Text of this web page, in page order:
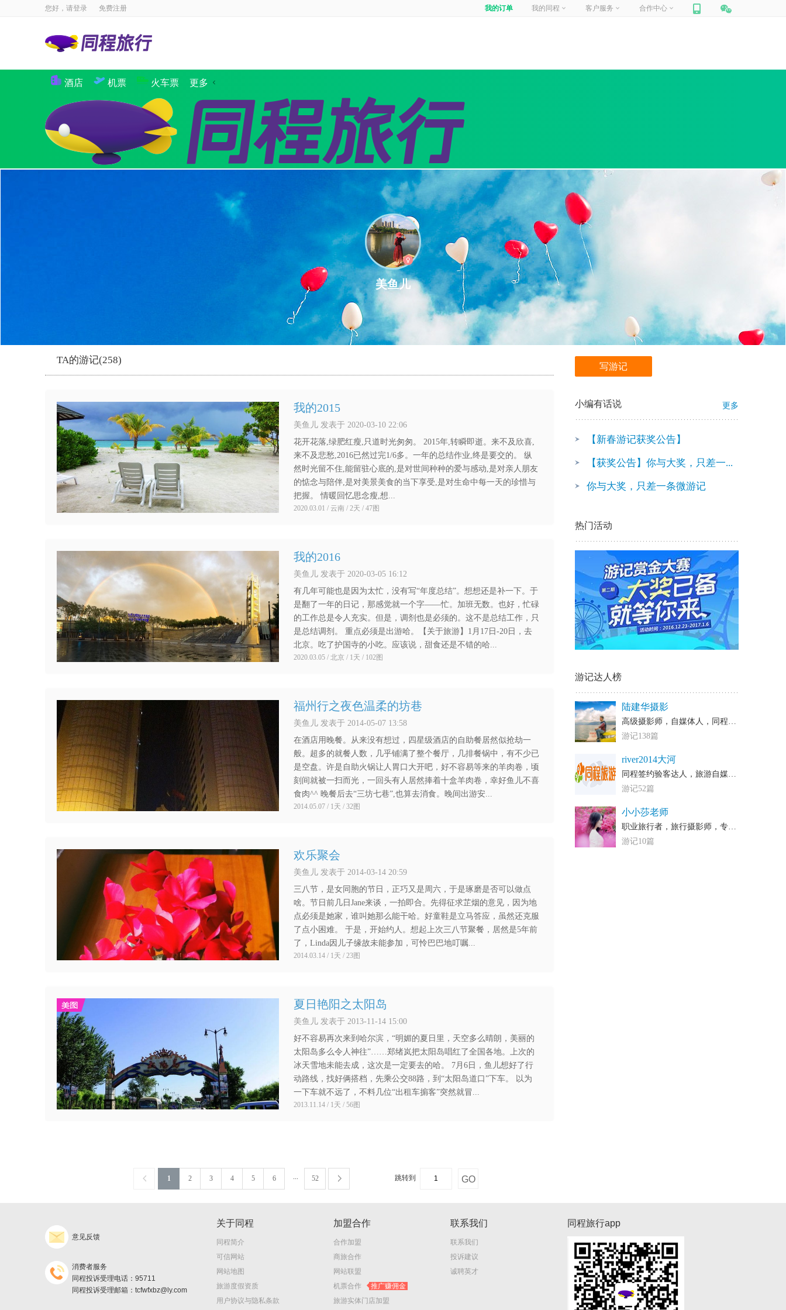
您好，请登录 免费注册 我的订单 我的同程
我的收藏
客户服务
包团定制
合作中心
商旅合作
酒店
国内酒店
机票
国际·港澳机票 同程商旅
火车票 更多
景点
境内游首页
出境游
出境定制
邮轮
邮轮
团队定制
国内航线
保险
美鱼儿
TA的游记(258)
我的2015
美鱼儿 发表于 2020-03-10 22:06
花开花落,绿肥红瘦,只道时光匆匆。 2015年,转瞬即逝。来不及欣喜,
来不及悲愁,2016已然过完1/6多。一年的总结作业,终是要交的。 纵
然时光留不住,能留驻心底的,是对世间种种的爱与感动,是对亲人朋友
的惦念与陪伴,是对美景美食的当下享受,是对生命中每一天的珍惜与
把握。 情暖回忆思念瘦,想...
2020.03.01 / 云南 / 2天 / 47图
我的2016
美鱼儿 发表于 2020-03-05 16:12
有几年可能也是因为太忙，没有写“年度总结”。想想还是补一下。于
是翻了一年的日记，那感觉就一个字——忙。加班无数。也好，忙碌
的工作总是令人充实。但是，调剂也是必须的。这不是总结工作，只
是总结调剂。 重点必须是出游哈。【关于旅游】1月17日-20日，去
北京。吃了护国寺的小吃。应该说，甜食还是不错的哈...
2020.03.05 / 北京 / 1天 / 102图
福州行之夜色温柔的坊巷
美鱼儿 发表于 2014-05-07 13:58
在酒店用晚餐。从来没有想过，四星级酒店的自助餐居然似抢劫一
般。超多的就餐人数，几乎铺满了整个餐厅，几排餐锅中，有不少已
是空盘。许是自助火锅让人胃口大开吧，好不容易等来的羊肉卷，顷
刻间就被一扫而光，一回头有人居然捧着十盒羊肉卷，幸好鱼儿不喜
食肉^^ 晚餐后去“三坊七巷”,也算去消食。晚间出游安...
2014.05.07 / 1天 / 32图
欢乐聚会
美鱼儿 发表于 2014-03-14 20:59
三八节，是女同胞的节日，正巧又是周六，于是琢磨是否可以做点
啥。节日前几日Jane来谈，一拍即合。先得征求芷烟的意见，因为地
点必须是她家，谁叫她那么能干哈。好童鞋是立马答应，虽然还克服
了点小困难。 于是，开始约人。想起上次三八节聚餐，居然是5年前
了，Linda因儿子缘故未能参加，可怜巴巴地叮嘱...
2014.03.14 / 1天 / 23图
夏日艳阳之太阳岛
美鱼儿 发表于 2013-11-14 15:00
好不容易再次来到哈尔滨，“明媚的夏日里，天空多么晴朗，美丽的
太阳岛多么令人神往”……郑绪岚把太阳岛唱红了全国各地。上次的
冰天雪地未能去成，这次是一定要去的哈。 7月6日，鱼儿想好了行
动路线，找好俩搭档，先乘公交88路，到“太阳岛道口”下车。 以为
一下车就不远了，不料几位“出租车掮客”突然就冒...
2013.11.14 / 1天 / 56图
写游记
小编有话说 更多
【新春游记获奖公告】
【获奖公告】你与大奖，只差一...
你与大奖，只差一条微游记
热门活动
游记达人榜
陆建华摄影
高级摄影师，自媒体人，同程等各大网站的认证旅行家
游记138篇
river2014大河
同程签约验客达人，旅游自媒体作者，各大网站签约旅行达人
游记52篇
小小莎老师
职业旅行者，旅行摄影师，专栏作者，精品酒店控，热爱生活的妹子
游记10篇
1 2 3 4 5 6 ... 52 跳转到
意见反馈
消费者服务
同程投诉受理电话：95711
同程投诉受理邮箱：tcfwfxbz@ly.com
关于同程
同程简介
可信网站
网站地图
旅游度假资质
用户协议与隐私条款
加盟合作
合作加盟
商旅合作
网站联盟
机票合作
推广赚佣金
旅游实体门店加盟
联系我们
联系我们
投诉建议
诚聘英才
同程旅行app